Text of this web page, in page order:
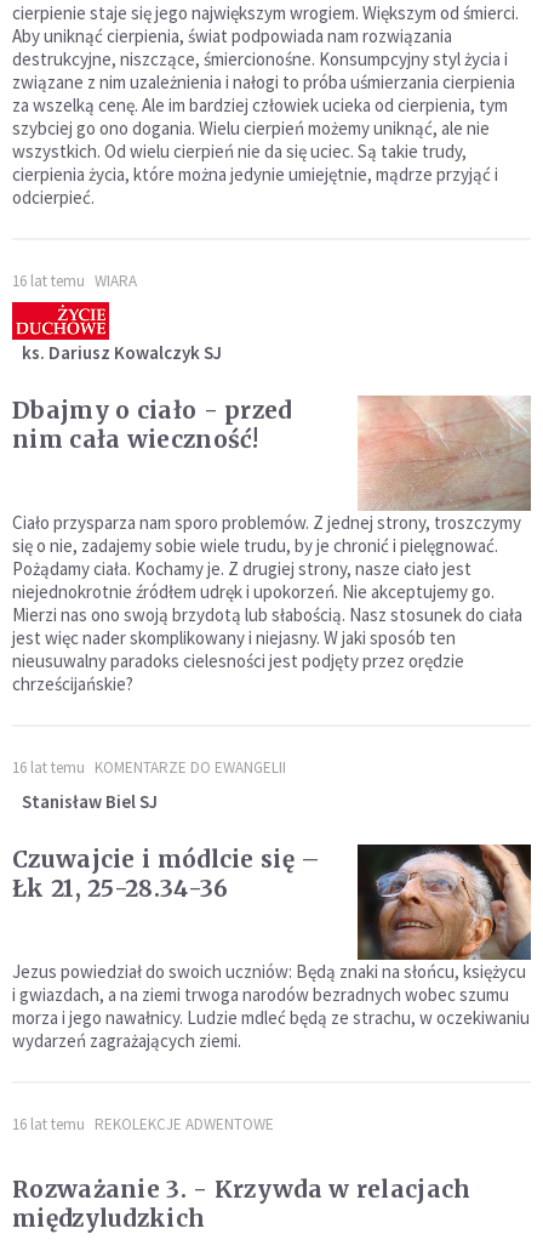
cierpienie staje się jego największym wrogiem. Większym od śmierci.
Aby uniknąć cierpienia, świat podpowiada nam rozwiązania
destrukcyjne, niszczące, śmiercionośne. Konsumpcyjny styl życia i
związane z nim uzależnienia i nałogi to próba uśmierzania cierpienia
za wszelką cenę. Ale im bardziej człowiek ucieka od cierpienia, tym
szybciej go ono dogania. Wielu cierpień możemy uniknąć, ale nie
wszystkich. Od wielu cierpień nie da się uciec. Są takie trudy,
cierpienia życia, które można jedynie umiejętnie, mądrze przyjąć i
odcierpieć.
16 lat temu WIARA
ks. Dariusz Kowalczyk SJ
Dbajmy o ciało - przed
nim cała wieczność!
Ciało przysparza nam sporo problemów. Z jednej strony, troszczymy
się o nie, zadajemy sobie wiele trudu, by je chronić i pielęgnować.
Pożądamy ciała. Kochamy je. Z drugiej strony, nasze ciało jest
niejednokrotnie źródłem udręk i upokorzeń. Nie akceptujemy go.
Mierzi nas ono swoją brzydotą lub słabością. Nasz stosunek do ciała
jest więc nader skomplikowany i niejasny. W jaki sposób ten
nieusuwalny paradoks cielesności jest podjęty przez orędzie
chrześcijańskie?
16 lat temu KOMENTARZE DO EWANGELII
Stanisław Biel SJ
Czuwajcie i módlcie się –
Łk 21, 25-28.34-36
Jezus powiedział do swoich uczniów: Będą znaki na słońcu, księżycu
i gwiazdach, a na ziemi trwoga narodów bezradnych wobec szumu
morza i jego nawałnicy. Ludzie mdleć będą ze strachu, w oczekiwaniu
wydarzeń zagrażających ziemi.
16 lat temu REKOLEKCJE ADWENTOWE
Rozważanie 3. - Krzywda w relacjach
międzyludzkich